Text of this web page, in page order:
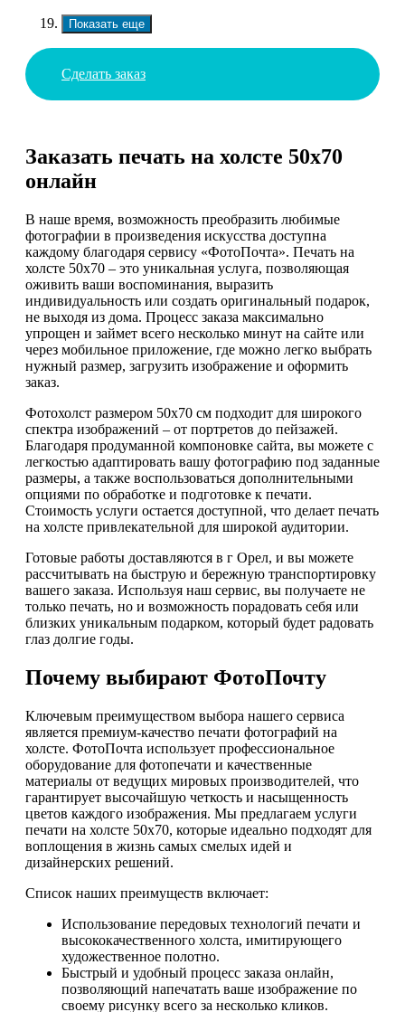
Показать еще
Сделать заказ
Заказать печать на холсте 50х70
онлайн
В наше время, возможность преобразить любимые
фотографии в произведения искусства доступна
каждому благодаря сервису «ФотоПочта». Печать на
холсте 50х70 – это уникальная услуга, позволяющая
оживить ваши воспоминания, выразить
индивидуальность или создать оригинальный подарок,
не выходя из дома. Процесс заказа максимально
упрощен и займет всего несколько минут на сайте или
через мобильное приложение, где можно легко выбрать
нужный размер, загрузить изображение и оформить
заказ.
Фотохолст размером 50х70 см подходит для широкого
спектра изображений – от портретов до пейзажей.
Благодаря продуманной компоновке сайта, вы можете с
легкостью адаптировать вашу фотографию под заданные
размеры, а также воспользоваться дополнительными
опциями по обработке и подготовке к печати.
Стоимость услуги остается доступной, что делает печать
на холсте привлекательной для широкой аудитории.
Готовые работы доставляются в г Орел, и вы можете
рассчитывать на быструю и бережную транспортировку
вашего заказа. Используя наш сервис, вы получаете не
только печать, но и возможность порадовать себя или
близких уникальным подарком, который будет радовать
глаз долгие годы.
Почему выбирают ФотоПочту
Ключевым преимуществом выбора нашего сервиса
является премиум-качество печати фотографий на
холсте. ФотоПочта использует профессиональное
оборудование для фотопечати и качественные
материалы от ведущих мировых производителей, что
гарантирует высочайшую четкость и насыщенность
цветов каждого изображения. Мы предлагаем услуги
печати на холсте 50х70, которые идеально подходят для
воплощения в жизнь самых смелых идей и
дизайнерских решений.
Список наших преимуществ включает:
Использование передовых технологий печати и
высококачественного холста, имитирующего
художественное полотно.
Быстрый и удобный процесс заказа онлайн,
позволяющий напечатать ваше изображение по
своему рисунку всего за несколько кликов.